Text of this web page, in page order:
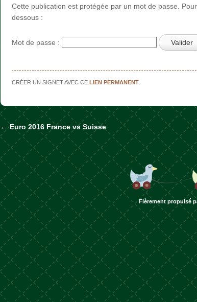
Cette publication est protégée par un mot de passe.
dessous :
Mot de passe :
CRÉER UN SIGNET AVEC CELIEN PERMANENT
Naviguer dans les articles
←Euro 2016 France vs Suisse
Fièrement propulsé